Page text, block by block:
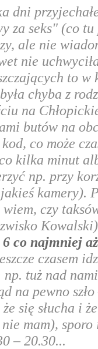
za seks" (co
ale nie
nie
to
chyba z
na
butów na
co może
kilka minut
np. przy
kamery).
wiem, czy
co najmniej
czasem
tuż nad
na pewno
się słucha i
mam),
– 20.30...